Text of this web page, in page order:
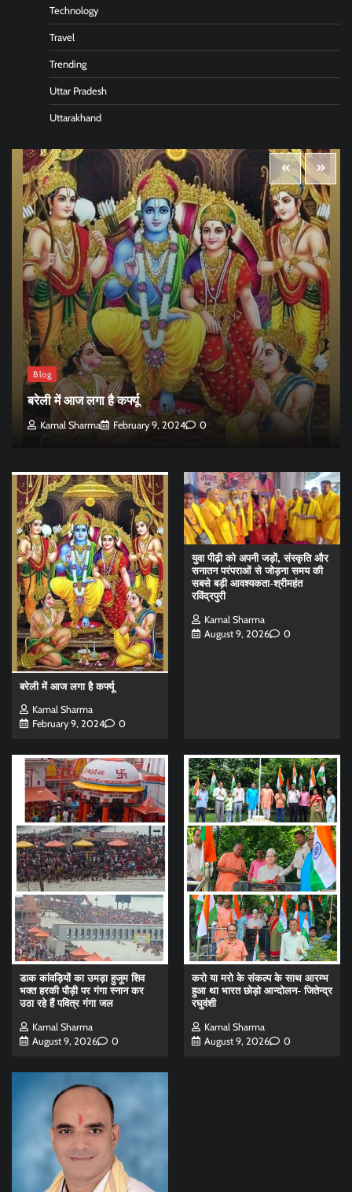
Technology
Travel
Trending
Uttar Pradesh
Uttarakhand
Blog
बरेली में आज लगा है कर्फ्यू
Kamal Sharma February 9, 2024 0
बरेली में आज लगा है कर्फ्यू
Kamal Sharma
February 9, 2024
0
युवा पीढ़ी को अपनी जड़ों, संस्कृति और
सनातन परंपराओं से जोड़ना समय की
सबसे बड़ी आवश्यकता-श्रीमहंत
रविंद्रपुरी
Kamal Sharma
August 9, 2026
0
डाक कांवड़ियों का उमड़ा हुजूम शिव
भक्त हरकी पौड़ी पर गंगा स्नान कर
उठा रहे हैं पवित्र गंगा जल
Kamal Sharma
August 9, 2026
0
करो या मरो के संकल्प के साथ आरम्भ
हुआ था भारत छोड़ो आन्दोलन- जितेन्द्र
रघुवंशी
Kamal Sharma
August 9, 2026
0